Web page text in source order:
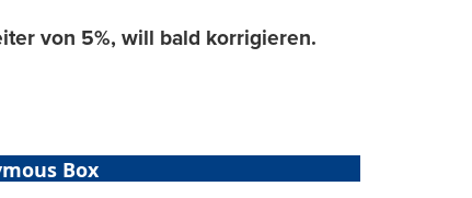
von 5%, will bald korrigieren.
Box